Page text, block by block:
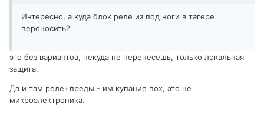
Интересно, а куда блок реле из под ноги в тагере
переносить?
это без вариантов, некуда не перенесешь, только локальная
защита.
Да и там реле+преды - им купание пох, это не
микроэлектроника.